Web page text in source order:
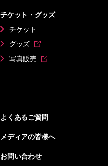
チケット・グッズ
チケット
グッズ
写真販売
よくあるご質問
メディアの皆様へ
お問い合わせ